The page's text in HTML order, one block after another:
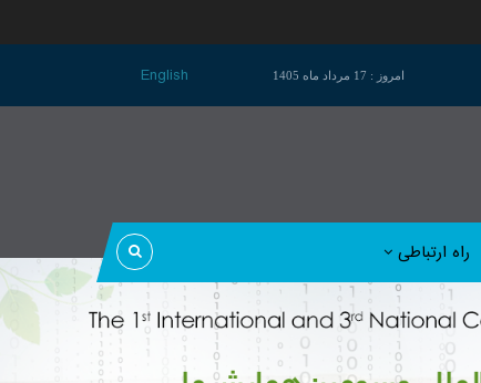
امروز : 17 مرداد ماه 1405 English
راه ارتباطی